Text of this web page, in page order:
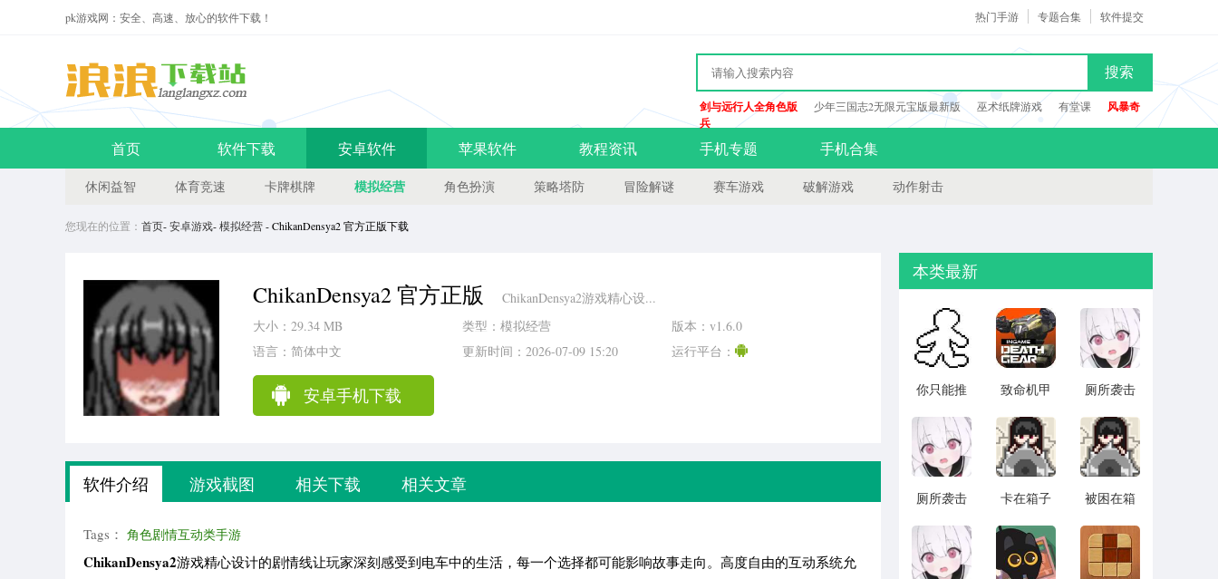
pk游戏网：安全、高速、放心的软件下载！ 软件提交
专题合集
热门手游
搜索
剑与远行人全角色版 少年三国志2无限元宝版最新版 巫术纸牌游戏 有堂课
风暴奇
兵
首页 软件下载 安卓软件 苹果软件 教程资讯 手机专题 手机合集
休闲益智 体育竞速 卡牌棋牌 模拟经营 角色扮演 策略塔防 冒险解谜 赛车游戏 破解游戏 动作射击
您现在的位置： 首页-安卓游戏-模拟经营- ChikanDensya2 官方正版下载
ChikanDensya2 官方正版
ChikanDensya2游戏精心设...
大小：29.34 MB
类型：模拟经营
版本：v1.6.0
语言：简体中文
更新时间：2026-07-09 15:20 运行平台：
安卓手机下载
软件介绍 游戏截图 相关下载 相关文章
Tags： 角色剧情互动类手游
ChikanDensya2游戏精心设计的剧情线让玩家深刻感受到电车中的生活，每一个选择都可能影响故事走向。高度自由的互动系统允
本类最新
你只能推
致命机甲
v1.1.0
厕所袭击
v1.0.4
厕所袭击
v1.0.4
卡在箱子
2026最新
版 v1.0.3
被困在箱
妹 中文版
v1.0.3